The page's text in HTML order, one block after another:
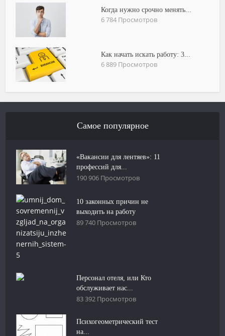
Когда нужно срочно менять...
6 784 Просмотров
Как начать искать работу: 3...
6 889 Просмотров
Самое популярное
«Вакансии для лентяев»: 11
профессий для...
190 906 Просмотров
10 законных причин не
выходить на работу
89 740 Просмотров
Персонал отеля, или Кто
обслуживает нас...
83 392 Просмотров
Психогеометрический тест
на...